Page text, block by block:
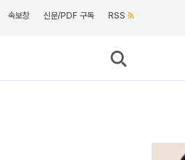
속보창 신문/PDF 구독 RSS